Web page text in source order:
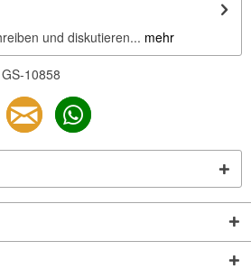
und diskutieren... mehr
GS-10858